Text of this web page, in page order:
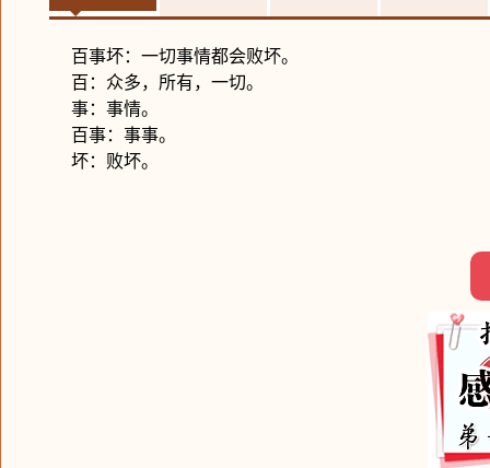
百事坏：一切事情都会败坏。
百：众多，所有，一切。
事：事情。
百事：事事。
坏：败坏。